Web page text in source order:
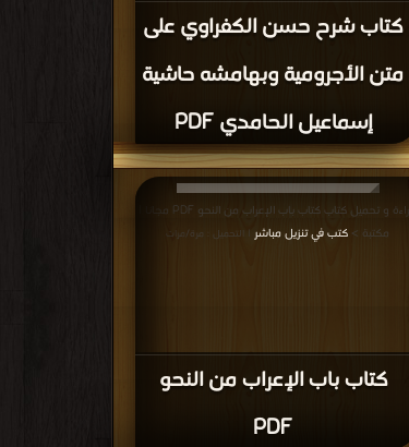
كتاب شرح حسن الكفراوي على
متن الأجرومية وبهامشه حاشية
إسماعيل الحامدي PDF
كتاب باب الإعراب من النحو
PDF
قراءة و تحميل كتاب كتاب باب الإعراب من النحو PDF مجانا |
مكتبة > كتب في تنزيل مباشر| التحميل : مرة/مرات